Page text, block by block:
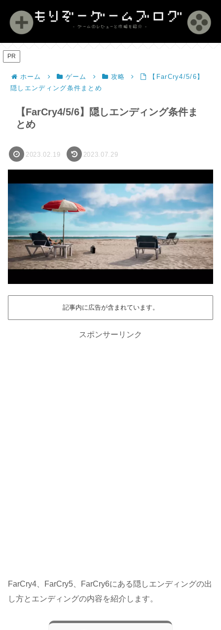
PR
ホーム ゲーム 攻略
【FarCry4/5/6】
隠しエンディング条件まとめ
【FarCry4/5/6】隠しエンディング条件ま
とめ
2023.02.19 2023.07.29
記事内に広告が含まれています。
スポンサーリンク
FarCry4、FarCry5、FarCry6にある隠しエンディングの出
し方とエンディングの内容を紹介します。